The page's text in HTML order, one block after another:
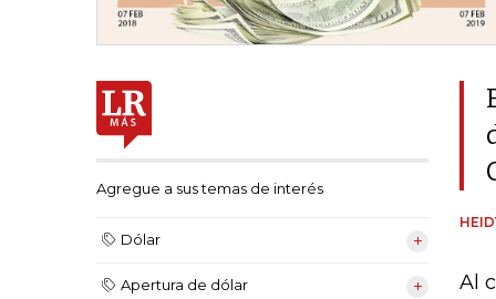
Agregue a sus temas de interés
Dólar
Apertura de dólar
Al